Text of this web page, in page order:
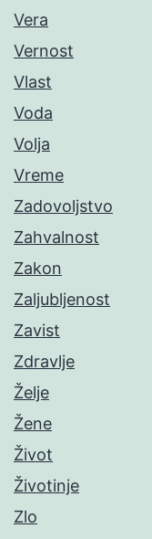
Vera
Vernost
Vlast
Voda
Volja
Vreme
Zadovoljstvo
Zahvalnost
Zakon
Zaljubljenost
Zavist
Zdravlje
Želje
Žene
Život
Životinje
Zlo